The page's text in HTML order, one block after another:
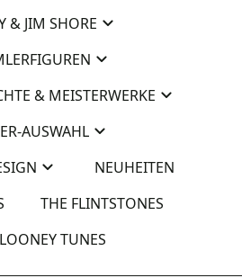
& JIM SHORE
& MEISTERWERKE
AUSWAHL
NEUHEITEN
THE FLINTSTONES
TUNES